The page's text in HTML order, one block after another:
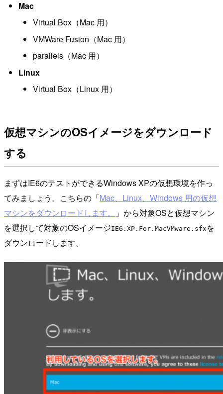
Mac
Virtual Box（Mac 用）
VMWare Fusion（Mac 用）
parallels（Mac 用）
Linux
Virtual Box（Linux 用）
仮想マシンのOSイメージをダウンロード
する
まずはIE6のテストができるWindows XPの仮想環境を作っ
てみましょう。こちらの「Mac、Linux、Windows 用の仮想
マシンをダウンロードします。
」から対象OSと仮想マシン
を選択して対象のOSイメージIE6.XP.For.MacVMware.sfx を
ダウンロードします。